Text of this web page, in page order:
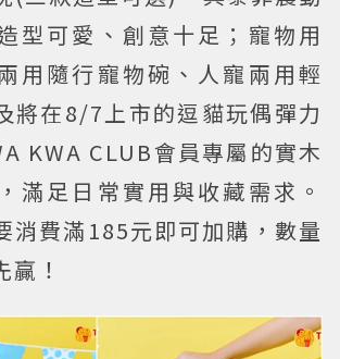
型可愛、創意十足；寵物用
用隨行寵物碗、人寵兩用輕
將在8/7上市的逗貓玩偶彈力
KWA CLUB會員專屬的實木
滿足日常實用與收藏需求。
消費滿185元即可加購，數量
！